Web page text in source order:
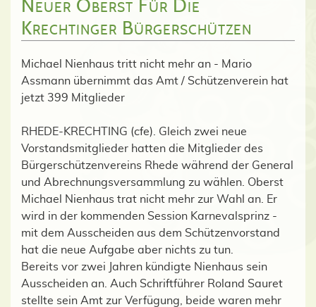
Neuer Oberst Für Die
Krechtinger Bürgerschützen
Michael Nienhaus tritt nicht mehr an - Mario
Assmann übernimmt das Amt / Schützenverein hat
jetzt 399 Mitglieder
RHEDE-KRECHTING (cfe). Gleich zwei neue
Vorstandsmitglieder hatten die Mitglieder des
Bürgerschützenvereins Rhede während der General
und Abrechnungsversammlung zu wählen. Oberst
Michael Nienhaus trat nicht mehr zur Wahl an. Er
wird in der kommenden Session Karnevalsprinz -
mit dem Ausscheiden aus dem Schützenvorstand
hat die neue Aufgabe aber nichts zu tun.
Bereits vor zwei Jahren kündigte Nienhaus sein
Ausscheiden an. Auch Schriftführer Roland Sauret
stellte sein Amt zur Verfügung, beide waren mehr